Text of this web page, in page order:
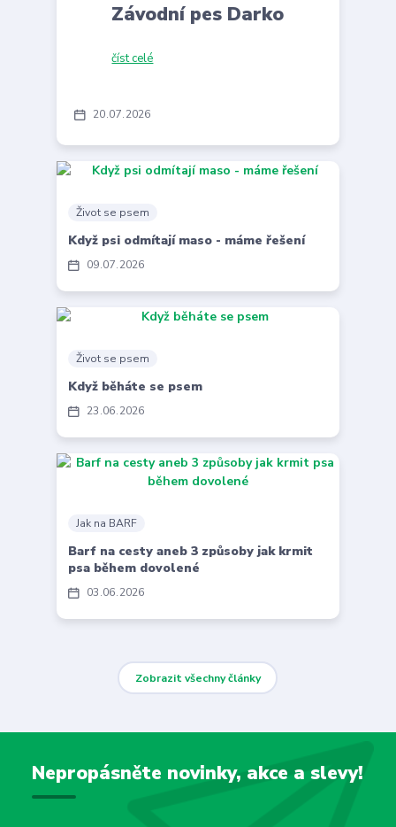
20 07 2026
Závodní pes Darko
číst celé
09 07 2026
Život se psem
Když psi odmítají maso - máme řešení
23 06 2026
Život se psem
Když běháte se psem
03 06 2026
Jak na BARF
Barf na cesty aneb 3 způsoby jak krmit
psa během dovolené
Zobrazit všechny články
Nepropásněte novinky, akce a slevy!